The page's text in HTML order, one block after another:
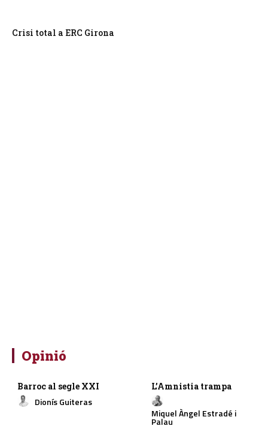
Crisi total a ERC Girona
Opinió
Barroc al segle XXI
Dionís Guiteras
L’Amnistia trampa
Miquel Àngel Estradé i
Palau